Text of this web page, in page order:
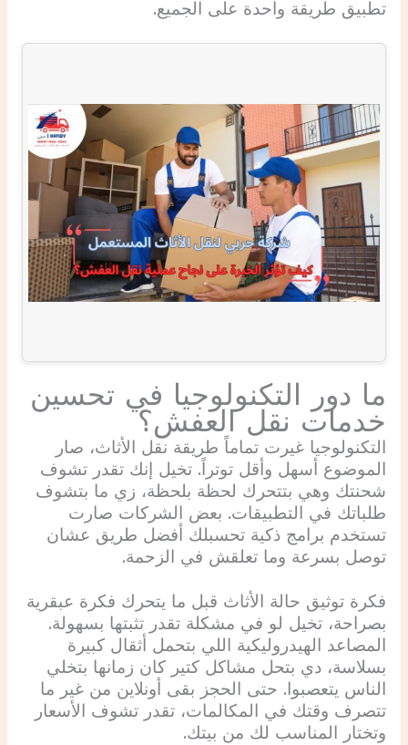
تطبيق طريقة واحدة على الجميع.
ما دور التكنولوجيا في تحسين
خدمات نقل العفش؟
التكنولوجيا غيرت تماماً طريقة نقل الأثاث، صار
الموضوع أسهل وأقل توتراً. تخيل إنك تقدر تشوف
شحنتك وهي بتتحرك لحظة بلحظة، زي ما بتشوف
طلباتك في التطبيقات. بعض الشركات صارت
تستخدم برامج ذكية تحسبلك أفضل طريق عشان
توصل بسرعة وما تعلقش في الزحمة.
فكرة توثيق حالة الأثاث قبل ما يتحرك فكرة عبقرية
بصراحة، تخيل لو في مشكلة تقدر تثبتها بسهولة.
المصاعد الهيدروليكية اللي بتحمل أثقال كبيرة
بسلاسة، دي بتحل مشاكل كتير كان زمانها بتخلي
الناس يتعصبوا. حتى الحجز بقى أونلاين من غير ما
تتصرف وقتك في المكالمات، تقدر تشوف الأسعار
وتختار المناسب لك من بيتك.